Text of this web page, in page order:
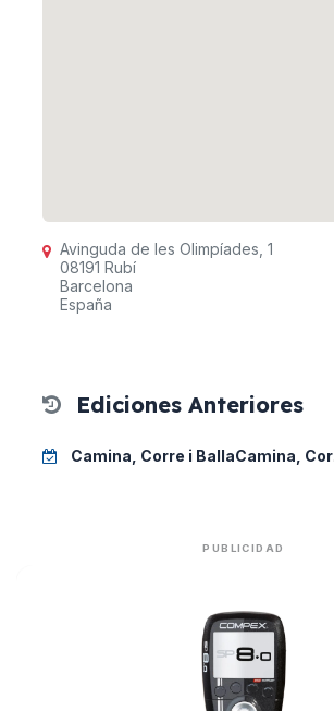
Avinguda de les Olimpíades, 1
08191 Rubí
Barcelona
España
Ediciones Anteriores
Camina, Corre i BallaCamina, Corre i Balla - 2026
PUBLICIDAD